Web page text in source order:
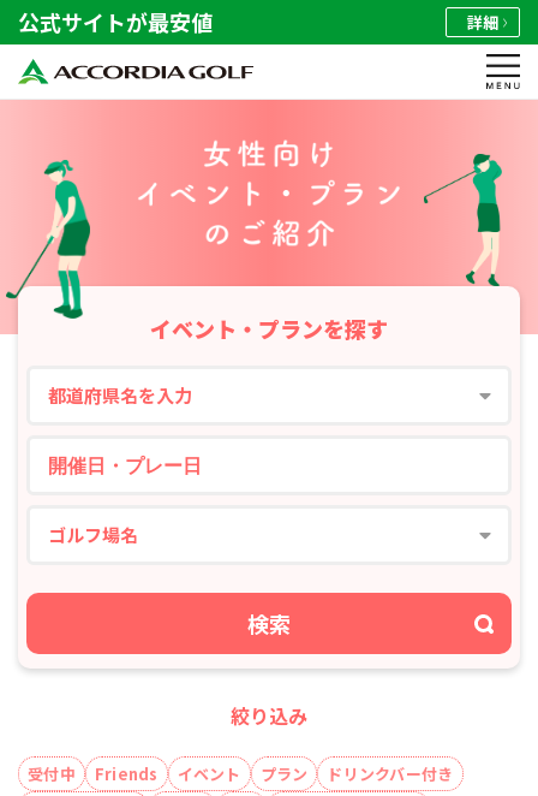
公式サイトが最安値 詳細
イベント・プランを探す
都道府県名を入力
ゴルフ場名
検索
絞り込み
受付中 Friends イベント プラン
ドリンクバー付き